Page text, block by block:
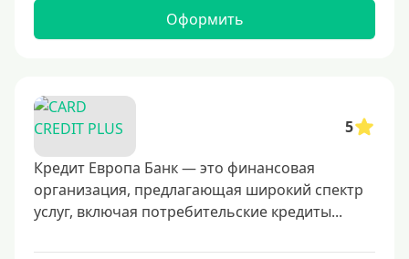
Оформить
5
Кредит Европа Банк — это финансовая
организация, предлагающая широкий спектр
услуг, включая потребительские кредиты...